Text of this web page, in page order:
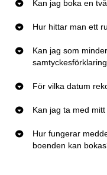
Kan jag boka en
Hur hittar man ett
Kan jag som
För vilka datum
Kan jag ta med
Hur fungerar
boenden kan